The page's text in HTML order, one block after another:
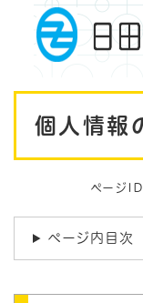
メ
個人情報
ページ
ページ内目次